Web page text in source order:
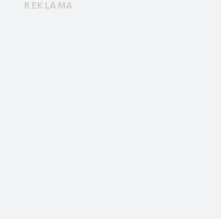
REKLAMA